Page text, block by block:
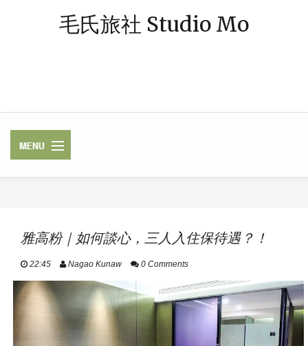
毛氏旅社 Studio Mo
ASEAN
雅高粉｜如何談心，三人入住保待遇？！
22:45 Nagao Kunaw 0 Comments